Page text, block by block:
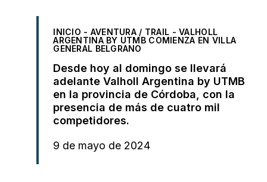
INICIO - AVENTURA / TRAIL -VALHOLL
ARGENTINA BY UTMB COMIENZA EN VILLA
GENERAL BELGRANO
Desde hoy al domingo se llevará
adelante Valholl Argentina by UTMB
en la provincia de Córdoba, con la
presencia de más de cuatro mil
competidores.
9 de mayo de 2024